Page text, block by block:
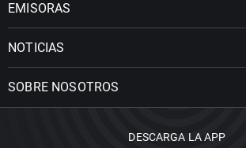
EMISORAS
NOTICIAS
SOBRE NOSOTROS
DESCARGA LA APP